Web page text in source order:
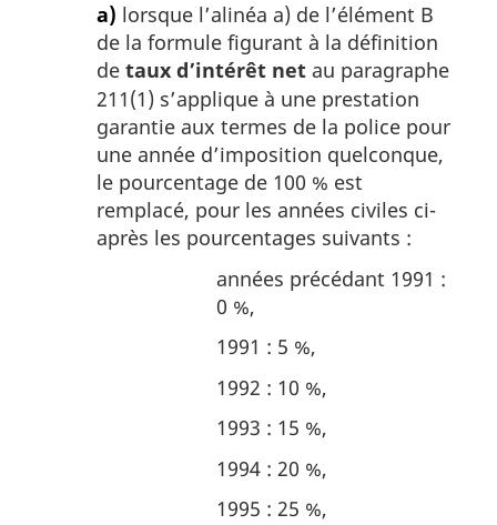
a) lorsque l’alinéa a) de l’élément B
de la formule figurant à la définition
de taux d’intérêt net au paragraphe
211(1) s’applique à une prestation
garantie aux termes de la police pour
une année d’imposition quelconque,
le pourcentage de 100 % est
remplacé, pour les années civiles ci-
après les pourcentages suivants :
années précédant 1991 :
0 %,
1991 : 5 %,
1992 : 10 %,
1993 : 15 %,
1994 : 20 %,
1995 : 25 %,